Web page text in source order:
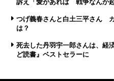
つげ義春さんと白土三平さん
は？
死去した丹羽宇一郎さんは、
ど読書』ベストセラーに